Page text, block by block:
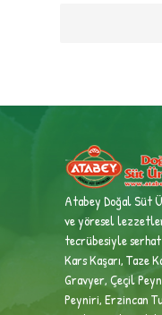
Atabey Doğal Süt
ve yöresel
tecrübesiyle
Kars Kaşarı, Taze
Gravyer, Çeçil
Peyniri, Erzincan